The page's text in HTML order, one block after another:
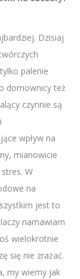
Dzisiaj
palenie
domownicy też
czynnie są
wpływ na
mianowicie
W
na
jest to
namawiam
wielokrotnie
się nie zrażać.
my wiemy jak